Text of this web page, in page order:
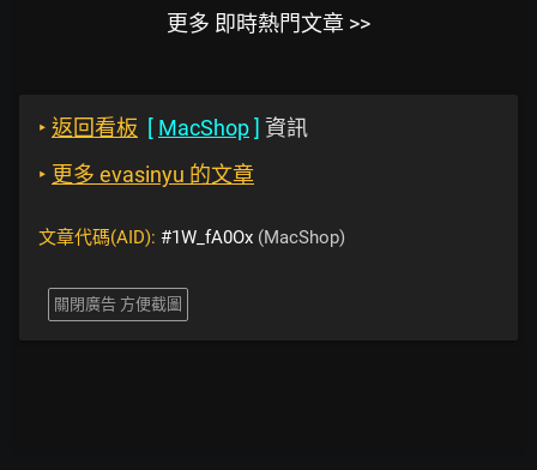
更多 即時熱門文章 >>
‣ 返回看板 [ MacShop] 資訊
‣ 更多 evasinyu 的文章
文章代碼(AID): #1W_fA0Ox (MacShop)
關閉廣告 方便截圖